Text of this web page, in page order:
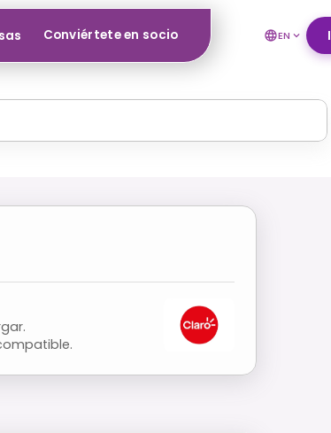
Conviértete en socio EN